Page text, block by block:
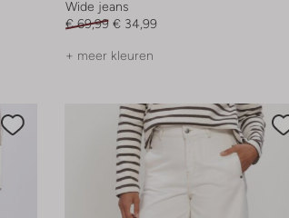
Wide jeans
€ 69,99 € 34,99
+ meer kleuren